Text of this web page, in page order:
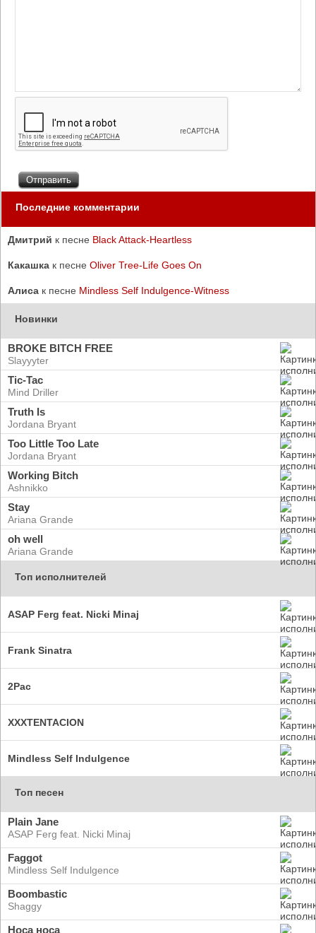
Последние комментарии
Дмитрий к песне Black Attack-Heartless
Какашка к песне Oliver Tree-Life Goes On
Алиса к песне Mindless Self Indulgence-Witness
Новинки
BROKE BITCH FREE
Slayyyter
Tic-Tac
Mind Driller
Truth Is
Jordana Bryant
Too Little Too Late
Jordana Bryant
Working Bitch
Ashnikko
Stay
Ariana Grande
oh well
Ariana Grande
Топ исполнителей
ASAP Ferg feat. Nicki Minaj
Frank Sinatra
2Pac
XXXTENTACION
Mindless Self Indulgence
Топ песен
Plain Jane
ASAP Ferg feat. Nicki Minaj
Faggot
Mindless Self Indulgence
Boombastic
Shaggy
Носа носа